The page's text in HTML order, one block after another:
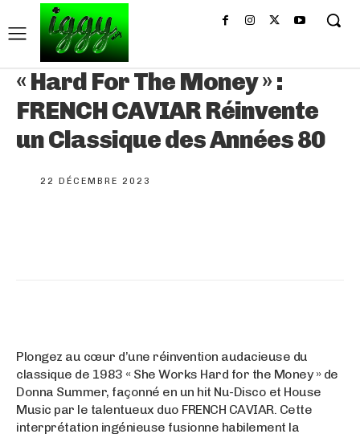
« Hard For The Money » :
FRENCH CAVIAR Réinvente
un Classique des Années 80
22 DÉCEMBRE 2023
Plongez au cœur d’une réinvention audacieuse du
classique de 1983 « She Works Hard for the Money » de
Donna Summer, façonné en un hit Nu-Disco et House
Music par le talentueux duo FRENCH CAVIAR. Cette
interprétation ingénieuse fusionne habilement la